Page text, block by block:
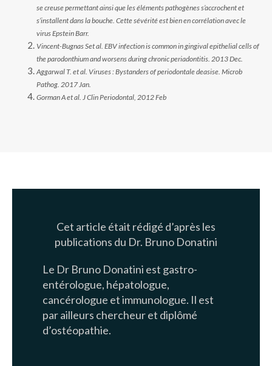
se creuse permettant ainsi que les éléments pathogènes s’accrochent et
s’installent dans la bouche. Cette sévérité est bien en corrélation avec le
virus Epstein Barr.
Vincent-Bugnas Set al. EBV infection is common in gingival epithelial cells of
the parodonthium and worsens during chronic periadontitis. 2013 Dec.
Aggarwal T. et al. Viruses : Bystanders of periodontale deasise. Microb
Pathog. 2017 Jan.
Gorman A et al. J Clin Periodontal, 2012 Feb
Cet article était rédigé d’après les
publications du Dr. Bruno Donatini
Le Dr Bruno Donatini est gastro-
entérologue, hépatologue,
cancérologue et immunologue. Il est
par ailleurs chercheur et diplômé
d’ostéopathie.